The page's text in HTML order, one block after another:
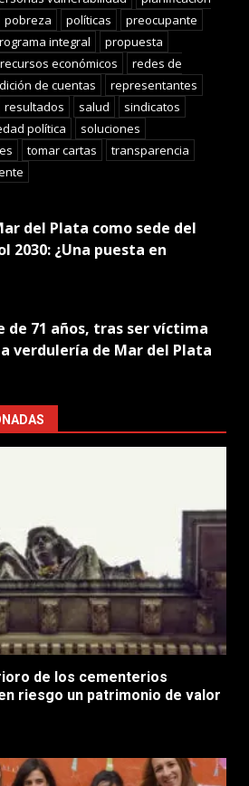
pobreza políticas
preocupante
integral
propuesta
recursos económicos
redes de
de cuentas
representantes
resultados salud
sindicatos
política
soluciones
tomar cartas
transparencia
del Plata como sede del
2030: ¿Una puesta en
de 71 años, tras ser víctima
verdulería de Mar del Plata
de los cementerios
riesgo un patrimonio de valor